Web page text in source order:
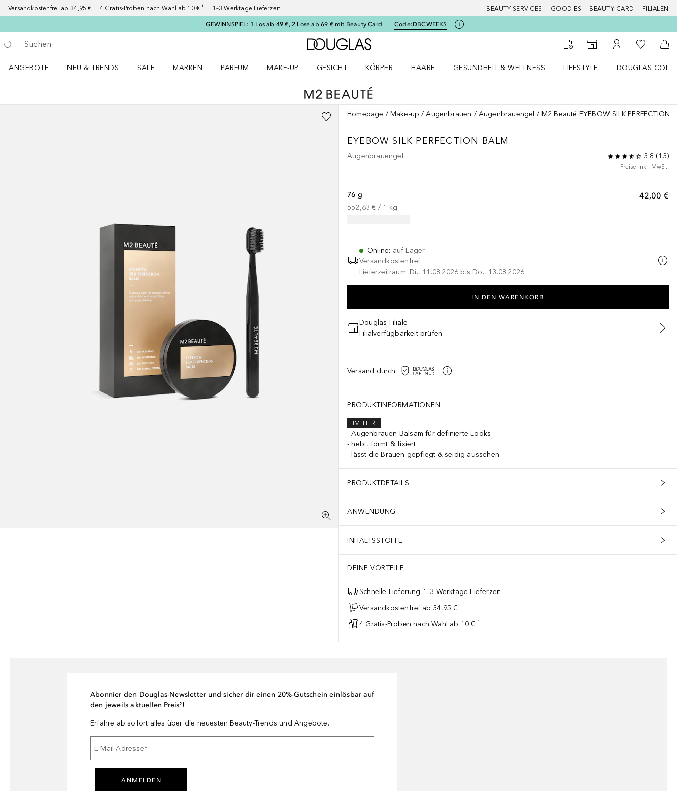
Versandkostenfrei ab 34,95 € 4 Gratis-Proben nach Wahl ab 10 € ¹ 1–3 Werktage Lieferzeit BEAUTY SERVICES GOODIES BEAUTY CARD FILIALEN
GEWINNSPIEL: 1 Los ab 49 €, 2 Lose ab 69 € mit Beauty Card Code:DBCWEEKS
Gehe zurück
Suche ausführen
Zur Douglas Startseite
Zum Storefinder
Zu Meinem
Zu Meiner
ANGEBOTE
NEU & TRENDS
SALE
MARKEN
PARFUM
MAKE-UP
GESICHT
KÖRPER
HAARE
GESUNDHEIT & WELLNESS
LIFESTYLE
DOUGLAS
Homepage Make-up Augenbrauen Augenbrauengel M2 Beauté EYEBOW SILK PERFECTION
EYEBOW SILK PERFECTION BALM
Augenbrauengel 3.8 (13)
Preise inkl. MwSt.
42,00 €
76 g
552,63 € / 1 kg
Online: auf Lager
Versandkostenfrei
Lieferzeitraum: Di., 11.08.2026 bis Do., 13.08.2026
IN DEN WARENKORB
Douglas-Filiale
Filialverfügbarkeit prüfen
Versand durch
PRODUKTINFORMATIONEN
LIMITIERT
Augenbrauen-Balsam für definierte Looks
hebt, formt & fixiert
lässt die Brauen gepflegt & seidig aussehen
PRODUKTDETAILS
ANWENDUNG
INHALTSSTOFFE
DEINE VORTEILE
Schnelle Lieferung 1–3 Werktage Lieferzeit
Versandkostenfrei ab 34,95 €
4 Gratis-Proben nach Wahl ab 10 € ¹
Abonnier den Douglas-Newsletter und sicher dir einen 20%-Gutschein einlösbar auf
den jeweils aktuellen Preis²!
Erfahre ab sofort alles über die neuesten Beauty-Trends und Angebote.
E-Mail-Adresse*
ANMELDEN